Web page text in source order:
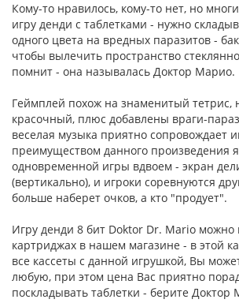
Кому-то нравилось, кому-то нет, но
игру денди с таблетками - нужно
одного цвета на вредных паразитов -
чтобы вылечить пространство
помнит - она называлась Доктор Марио.
Геймплей похож на знаменитый тетрис,
красочный, плюс добавлены враги-
веселая музыка приятно сопровождает
преимуществом данного произведения
одновременной игры вдвоем - экран
(вертикально), и игроки соревнуются
больше наберет очков, а кто "продует".
Игру денди 8 бит Doktor Dr. Mario можно
картриджах в нашем магазине - в этой
все кассеты с данной игрушкой, Вы
любую, при этом цена Вас приятно
поскладывать таблетки - берите Доктор